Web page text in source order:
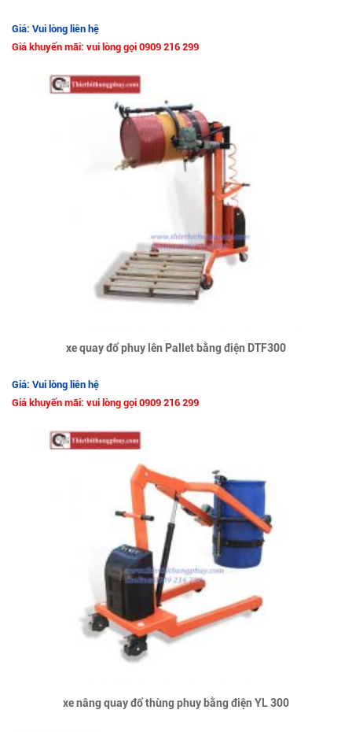
Giá: Vui lòng liên hệ
Giá khuyến mãi: vui lòng gọi 0909 216 299
xe quay đổ phuy lên Pallet bằng điện DTF300
Giá: Vui lòng liên hệ
Giá khuyến mãi: vui lòng gọi 0909 216 299
xe nâng quay đổ thùng phuy bằng điện YL 300